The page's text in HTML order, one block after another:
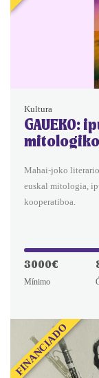
Kultura
GAUEKO:
Mahai-joko
euskal mitologia,
kooperatiboa.
3000€
Mínimo
FINANCIADO